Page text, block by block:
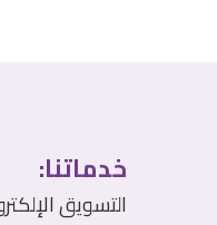
خدماتنا:
التسويق